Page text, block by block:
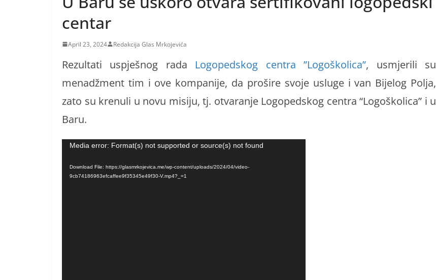
centar
April 23, 2024 Redakcija Glas Mrkojevića
Rezultati uspješnog rada Logopedskog centra ”Logoškolica”, usmjerili su
menadžment tim i ove kompanije, da prošire svoje usluge i van Bijelog Polja,
zato su krenuli u novu misiju, tj. otvaranje Logopedskog centra “Logoškolica” i u
Baru.
Video
Media error: Format(s) not supported or source(s) not found
Download File: https://glasmrkojevica.me/wp-content/uploads/2024/04/video-
9cb74186963efcaffee9f35345e49f30-V.mp4?_=1